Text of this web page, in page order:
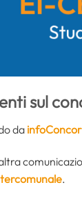
sul
da
.